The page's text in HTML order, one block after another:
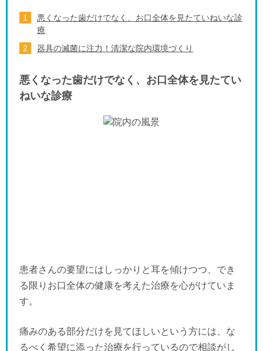
悪くなった歯だけでなく、お口全体を見たていねいな診
療
器具の滅菌に注力！清潔な院内環境づくり
悪くなった歯だけでなく、お口全体を見たてい
ねいな診療
患者さんの要望にはしっかりと耳を傾けつつ、でき
る限りお口全体の健康を考えた治療を心がけていま
す。
痛みのある部分だけを見てほしいという方には、な
るべく希望に添った治療を行っているので相談がし